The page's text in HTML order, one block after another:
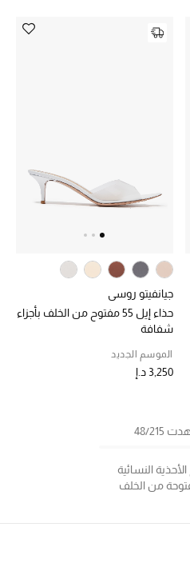
جيانفيتو روسي
حذاء إيل 55 مفتوح من الخلف بأجزاء
شفافة
الموسم الجديد
3,250 د.إ
215
النسائية
من الخلف